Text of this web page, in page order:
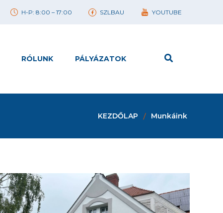
H-P: 8:00 – 17:00 SZLBAU YOUTUBE
RÓLUNK PÁLYÁZATOK
KEZDŐLAP Munkáink